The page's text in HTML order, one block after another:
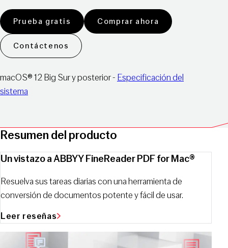
Prueba gratis Comprar ahora
Contáctenos
macOS® 12 Big Sur y posterior - Especificación del
sistema
Resumen del producto
Un vistazo a ABBYY FineReader PDF for Mac®
Resuelva sus tareas diarias con una herramienta de
conversión de documentos potente y fácil de usar.
Leer reseñas
Reproducir vídeo